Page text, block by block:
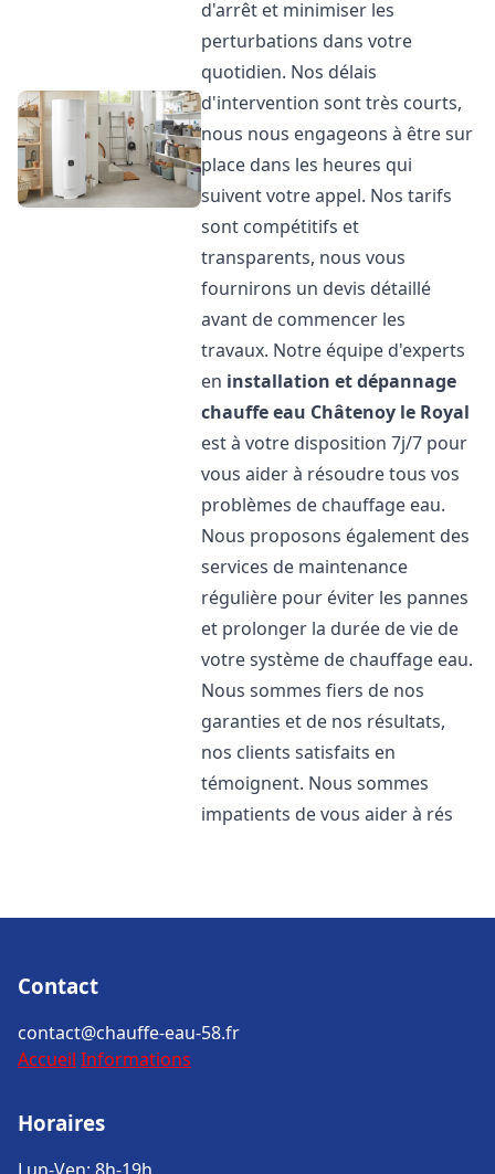
d'arrêt et minimiser les
perturbations dans votre
quotidien. Nos délais
d'intervention sont très courts,
nous nous engageons à être sur
place dans les heures qui
suivent votre appel. Nos tarifs
sont compétitifs et
transparents, nous vous
fournirons un devis détaillé
avant de commencer les
travaux. Notre équipe d'experts
en installation et dépannage
chauffe eau Châtenoy le Royal
est à votre disposition 7j/7 pour
vous aider à résoudre tous vos
problèmes de chauffage eau.
Nous proposons également des
services de maintenance
régulière pour éviter les pannes
et prolonger la durée de vie de
votre système de chauffage eau.
Nous sommes fiers de nos
garanties et de nos résultats,
nos clients satisfaits en
témoignent. Nous sommes
impatients de vous aider à rés
Contact
contact@chauffe-eau-58.fr
Accueil Informations
Horaires